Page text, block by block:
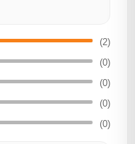
(2)
(0)
(0)
(0)
(0)